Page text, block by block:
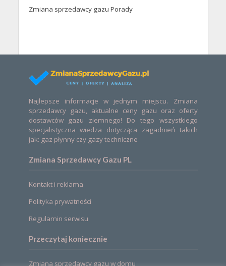
Zmiana sprzedawcy gazu Porady
Najlepsze informacje w jednym miejscu. Zmiana
sprzedawcy gazu, aktualne ceny gazu oraz oferty
dostawców gazu ziemnego! Do tego wszystkiego
specjalistyczna wiedza dotycząca zagadnień takich
jak: gaz płynny czy gazy techniczne
Zmiana Sprzedawcy Gazu PL
Kontakt i reklama
Polityka prywatności
Regulamin serwisu
Przeczytaj koniecznie
Zmiana sprzedawcy gazu w domu